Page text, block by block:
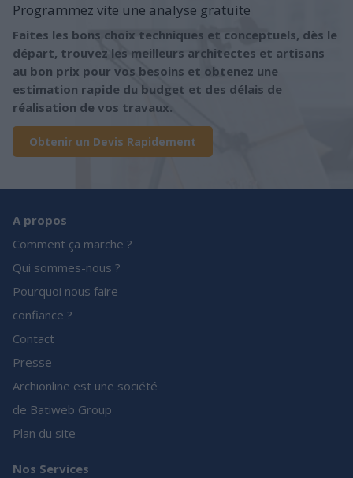
Programmez vite une analyse gratuite
Faites les bons choix techniques et conceptuels, dès le
départ, trouvez les meilleurs architectes et artisans
au bon prix pour vos besoins et obtenez une
estimation rapide du budget et des délais de
réalisation de vos travaux.
Obtenir un Devis Rapidement
A propos
Comment ça marche ?
Qui sommes-nous ?
Pourquoi nous faire
confiance ?
Contact
Presse
Archionline est une société
de Batiweb Group
Plan du site
Nos Services